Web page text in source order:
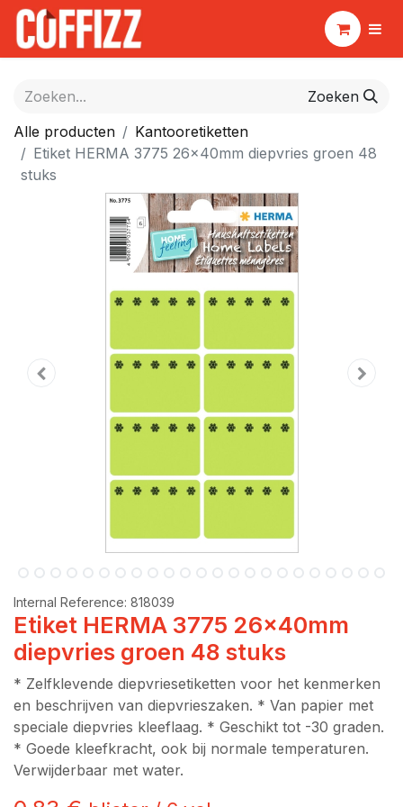
Zoeken
Alle producten
Kantooretiketten
Etiket HERMA 3775 26x40mm diepvries groen 48
stuks
Internal Reference: 818039
Etiket HERMA 3775 26x40mm
diepvries groen 48 stuks
* Zelfklevende diepvriesetiketten voor het kenmerken
en beschrijven van diepvrieszaken. * Van papier met
speciale diepvries kleeflaag. * Geschikt tot -30 graden.
* Goede kleefkracht, ook bij normale temperaturen.
Verwijderbaar met water.